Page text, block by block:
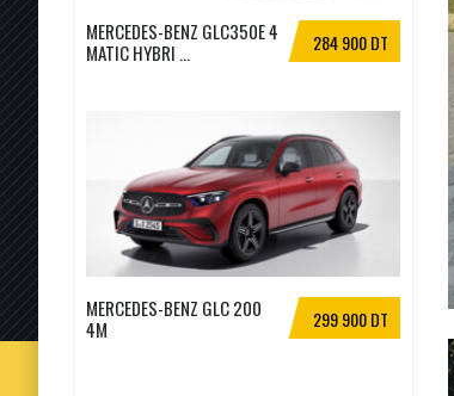
284 900 DT
MERCEDES-BENZ GLC350E 4
MATIC HYBRI ...
299 900 DT
MERCEDES-BENZ GLC 200
4M